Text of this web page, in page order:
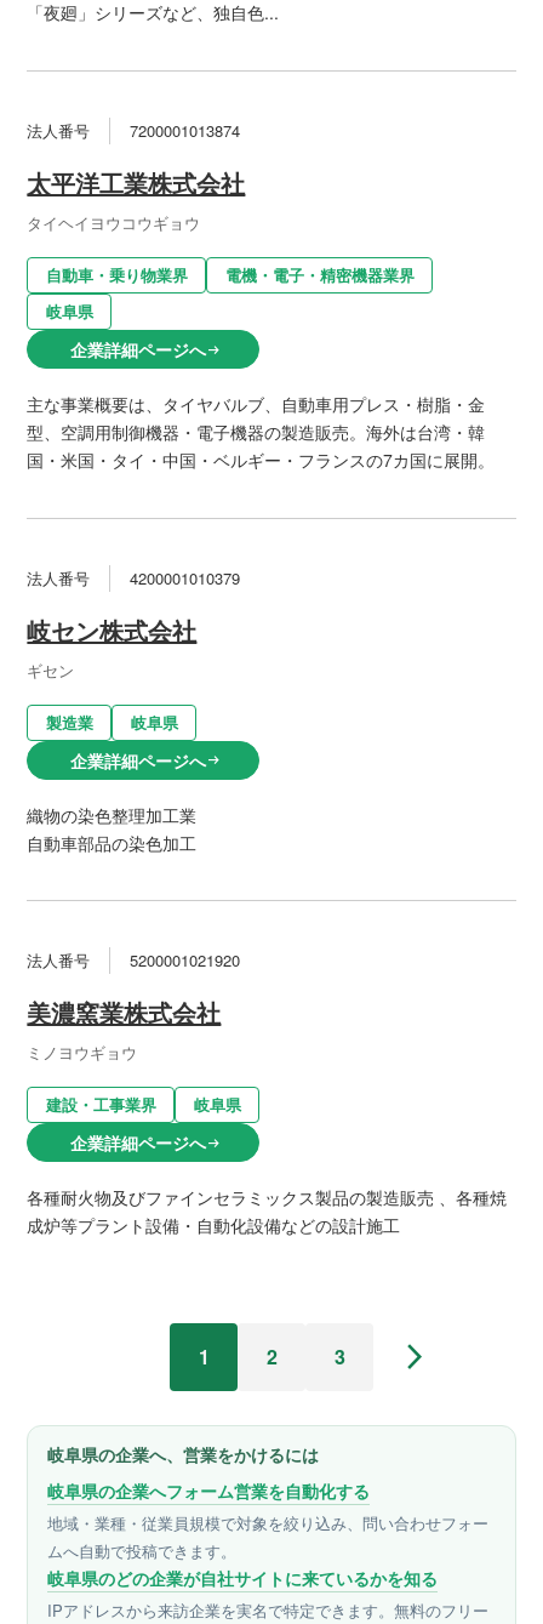
「夜廻」シリーズなど、独自色...
法人番号 7200001013874
太平洋工業株式会社
タイヘイヨウコウギョウ
自動車・乗り物業界
電機・電子・精密機器業界
岐阜県
企業詳細ページへarrow_right_alt
主な事業概要は、タイヤバルブ、自動車用プレス・樹脂・金
型、空調用制御機器・電子機器の製造販売。海外は台湾・韓
国・米国・タイ・中国・ベルギー・フランスの7カ国に展開。
法人番号 4200001010379
岐セン株式会社
ギセン
製造業 岐阜県
企業詳細ページへarrow_right_alt
織物の染色整理加工業
自動車部品の染色加工
法人番号 5200001021920
美濃窯業株式会社
ミノヨウギョウ
建設・工事業界 岐阜県
企業詳細ページへarrow_right_alt
各種耐火物及びファインセラミックス製品の製造販売 、各種焼
成炉等プラント設備・自動化設備などの設計施工
1 2 3 arrow_forward_ios
岐阜県の企業へ、営業をかけるには
岐阜県の企業へフォーム営業を自動化する
地域・業種・従業員規模で対象を絞り込み、問い合わせフォー
ムへ自動で投稿できます。
岐阜県のどの企業が自社サイトに来ているかを知る
IPアドレスから来訪企業を実名で特定できます。無料のフリー